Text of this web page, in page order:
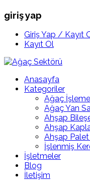
giriş yap
Giriş Yap / Kayıt
Kayıt Ol
Anasayfa
Kategoriler
Ağaç
Ağaç Yan
Ahşap
Ahşap
Ahşap
İşlenmiş
İşletmeler
Blog
İletişim